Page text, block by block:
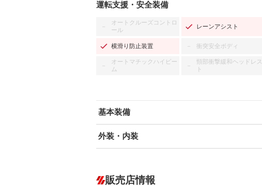
運転支援・安全装備
－
オートクルーズコントロ
ール
レーンアシスト
横滑り防止装置 － 衝突安全ボディ
－
オートマチックハイビー
ム
－
頸部衝撃緩和ヘッドレス
ト
基本装備
エアバッグ：運転席/助手席
－ ダウンヒルアシストコントロール
外装・内装
－ オーディオ
販売店情報